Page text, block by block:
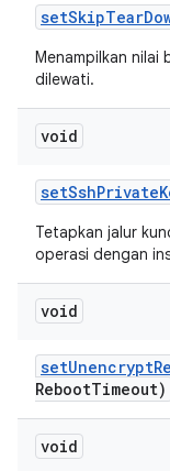
setSkipTear
Menampilkan nilai
dilewati.
void
setSshPrivate
Tetapkan jalur
operasi dengan
void
setUnencrypt
RebootTimeout)
void